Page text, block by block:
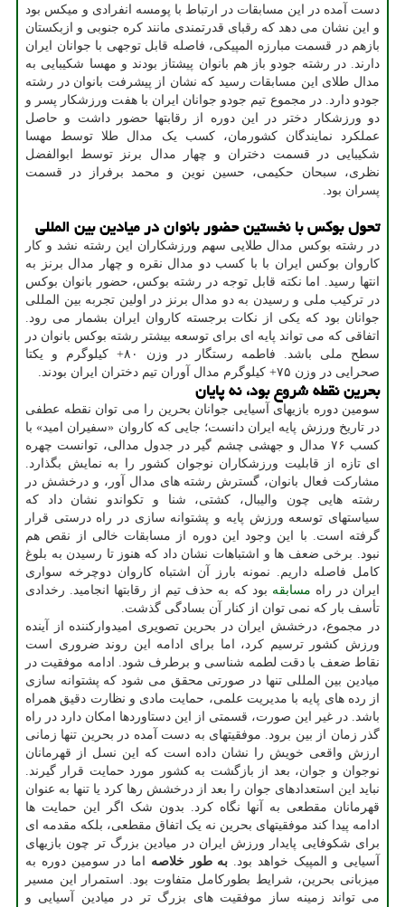
دست آمده در این مسابقات در ارتباط با پومسه انفرادی و میکس بود
و این نشان می ‎دهد که رقبای قدرتمندی مانند کره جنوبی و ازبکستان
بازهم در قسمت مبارزه المپیکی، فاصله قابل توجهی با جوانان ایران
دارند. در رشته جودو باز هم بانوان پیشتاز بودند و مهسا شکیبایی به
مدال طلای این مسابقات رسید که نشان از پیشرفت بانوان در رشته
جودو دارد. در مجموع تیم جودو جوانان ایران با هفت ورزشکار پسر و
دو ورزشکار دختر در این دوره از رقابتها حضور داشت و حاصل
عملکرد نمایندگان کشورمان، کسب یک مدال طلا توسط مهسا
شکیبایی در قسمت دختران و چهار مدال برنز توسط ابوالفضل
نظری، سبحان حکیمی، حسین نوین و محمد برفراز در قسمت
پسران بود.
تحول بوکس با نخستین حضور بانوان در میادین بین المللی
در رشته بوکس مدال طلایی سهم ورزشکاران این رشته نشد و کار
کاروان بوکس ایران با با کسب دو مدال نقره و چهار مدال برنز به
انتها رسید. اما نکته قابل توجه در رشته بوکس، حضور بانوان بوکس
در ترکیب ملی و رسیدن به دو مدال برنز در اولین تجربه بین المللی
جوانان بود که یکی از نکات برجسته کاروان ایران بشمار می رود.
اتفاقی که می تواند پایه ای برای توسعه بیشتر رشته بوکس بانوان در
سطح ملی باشد. فاطمه رستگار در وزن ۸۰+ کیلوگرم و یکتا
صحرایی در وزن ۷۵+ کیلوگرم مدال آوران تیم دختران ایران بودند.
بحرین نقطه شروع بود، نه پایان
سومین دوره بازیهای آسیایی جوانان بحرین را می توان نقطه عطفی
در تاریخ ورزش پایه ایران دانست؛ جایی که کاروان «سفیران امید» با
کسب ۷۶ مدال و جهشی چشم گیر در جدول مدالی، توانست چهره
ای تازه از قابلیت ورزشکاران نوجوان کشور را به نمایش بگذارد.
مشارکت فعال بانوان، گسترش رشته های مدال آور، و درخشش در
رشته هایی چون والیبال، کشتی، شنا و تکواندو نشان داد که
سیاستهای توسعه ورزش پایه و پشتوانه سازی در راه درستی قرار
گرفته است. با این وجود این دوره از مسابقات خالی از نقص هم
نبود. برخی ضعف ها و اشتباهات نشان داد که هنوز تا رسیدن به بلوغ
کامل فاصله داریم. نمونه بارز آن اشتباه کاروان دوچرخه سواری
ایران در راه مسابقه بود که به حذف تیم از رقابتها انجامید. رخدادی
تأسف بار که نمی توان از کنار آن بسادگی گذشت.
در مجموع، درخشش ایران در بحرین تصویری امیدوارکننده از آینده
ورزش کشور ترسیم کرد، اما برای ادامه این روند ضروری است
نقاط ضعف با دقت لطمه شناسی و برطرف شود. ادامه موفقیت در
میادین بین المللی تنها در صورتی محقق می شود که پشتوانه سازی
از رده های پایه با مدیریت علمی، حمایت مادی و نظارت دقیق همراه
باشد. در غیر این صورت، قسمتی از این دستاوردها امکان دارد در راه
گذر زمان از بین برود. موفقیتهای به دست آمده در بحرین تنها زمانی
ارزش واقعی خویش را نشان داده است که این نسل از قهرمانان
نوجوان و جوان، بعد از بازگشت به کشور مورد حمایت قرار گیرند.
نباید این استعدادهای جوان را بعد از درخشش رها کرد یا تنها به عنوان
قهرمانان مقطعی به آنها نگاه کرد. بدون شک اگر این حمایت ها
ادامه پیدا کند موفقیتهای بحرین نه یک اتفاق مقطعی، بلکه مقدمه ای
برای شکوفایی پایدار ورزش ایران در میادین بزرگ تر چون بازیهای
آسیایی و المپیک خواهد بود. به طور خلاصه اما در سومین دوره به
میزبانی بحرین، شرایط بطورکامل متفاوت بود. استمرار این مسیر
می تواند زمینه ساز موفقیت های بزرگ تر در میادین آسیایی و